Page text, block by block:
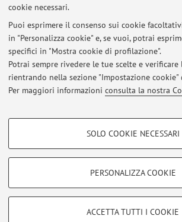
cookie necessari.
Puoi esprimere il consenso sui cookie
in "Personalizza cookie" e, se vuoi, potrai
specifici in "Mostra cookie di profilazione".
Potrai sempre rivedere le tue scelte e
rientrando nella sezione "Impostazione cookie"
Per maggiori informazioni consulta la nostra
COOKIE DI PROFILAZIONE - FACOLTATIVI
COOKIE TECNICI - NECESSARI
SOLO COOKIE NECESSARI
PERSONALIZZA COOKIE
ACCETTA TUTTI I COOKIE
Ultimi avvisi
Al momento non sono presenti
Area riservata
Accedi tramiteloginper gestire tutti i
Zamboni, 33 - 40126 Bologna - Partita